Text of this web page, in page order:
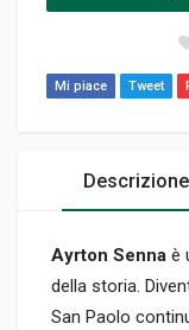
Mi piace Tweet
Descrizione
Ayrton Senna è
della storia.
San Paolo